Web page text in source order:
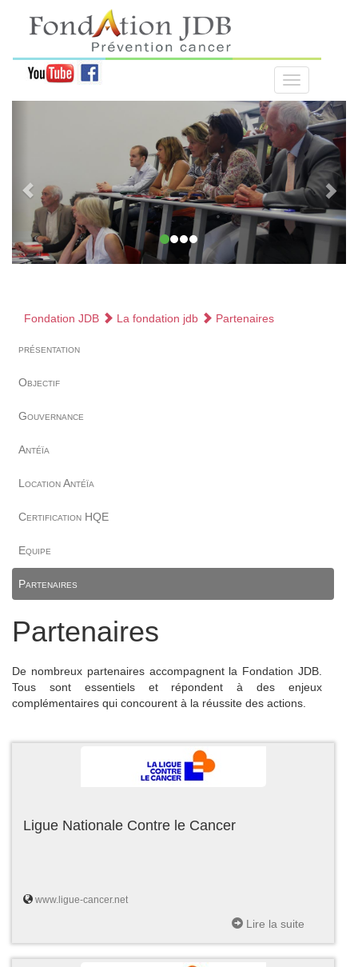
Fondation JDB La fondation jdb Partenaires
présentation
Objectif
Gouvernance
Antéïa
Location Antéïa
Certification HQE
Equipe
Partenaires
Partenaires
De nombreux partenaires accompagnent la Fondation JDB.
Tous sont essentiels et répondent à des enjeux
complémentaires qui concourent à la réussite des actions.
Ligue Nationale Contre le Cancer
www.ligue-cancer.net
Lire la suite